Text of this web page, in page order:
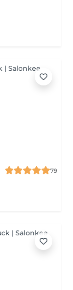
79